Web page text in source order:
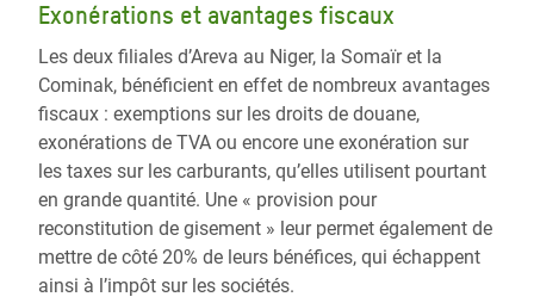
Exonérations et avantages fiscaux
Les deux filiales d’Areva au Niger, la Somaïr et la
Cominak, bénéficient en effet de nombreux avantages
fiscaux : exemptions sur les droits de douane,
exonérations de TVA ou encore une exonération sur
les taxes sur les carburants, qu’elles utilisent pourtant
en grande quantité. Une « provision pour
reconstitution de gisement » leur permet également de
mettre de côté 20% de leurs bénéfices, qui échappent
ainsi à l’impôt sur les sociétés.